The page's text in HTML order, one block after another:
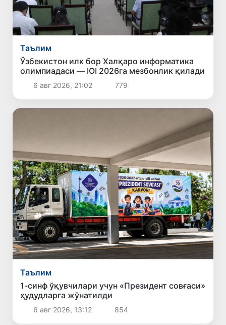
Таълим
Ўзбекистон илк бор Халқаро информатика
олимпиадаси — IOI 2026га мезбонлик қилади
6 авг 2026, 21:02 779
Таълим
1-синф ўқувчилари учун «Президент совғаси»
ҳудудларга жўнатилди
6 авг 2026, 13:12 854